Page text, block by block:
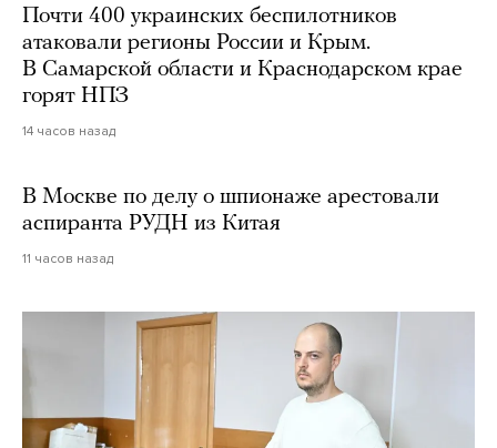
Почти 400 украинских беспилотников
атаковали регионы России и Крым.
В Самарской области и Краснодарском крае
горят НПЗ
14 часов назад
В Москве по делу о шпионаже арестовали
аспиранта РУДН из Китая
11 часов назад